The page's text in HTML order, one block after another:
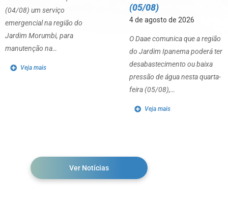
(04/08) um serviço
emergencial na região do
Jardim Morumbi, para
manutenção na…
Veja mais
(05/08)
4 de agosto de 2026
O Daae comunica que a região
do Jardim Ipanema poderá ter
desabastecimento ou baixa
pressão de água nesta quarta-
feira (05/08),…
Veja mais
Ver Notícias